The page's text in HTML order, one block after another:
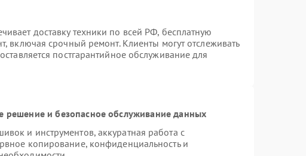
доставку техники по всей РФ, бесплатную
включая срочный ремонт. Клиенты могут отслеживать
постгарантийное обслуживание для
и безопасное обслуживание данных
и инструментов, аккуратная работа с
копирование, конфиденциальность и